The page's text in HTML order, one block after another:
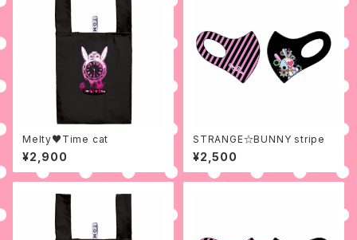
Melty♥Time cat
¥2,900
STRANGE☆BUNNY stripe
¥2,500